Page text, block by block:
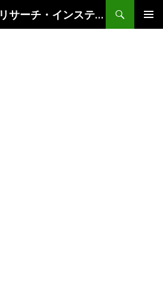
グローバルマクロ・リサーチ・インスティテュート